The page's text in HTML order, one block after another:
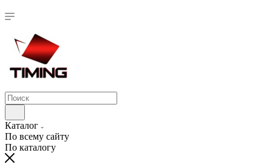
Каталог
По всему сайту
По каталогу